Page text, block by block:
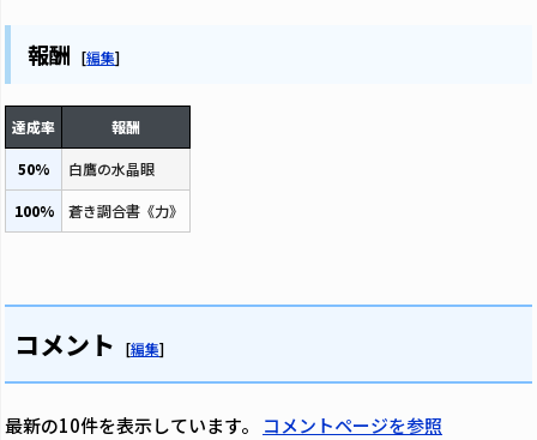
報酬 [編集]
達成率 報酬
50% 白鷹の水晶眼
100% 蒼き調合書《力》
コメント [編集]
最新の10件を表示しています。 コメントページを参照